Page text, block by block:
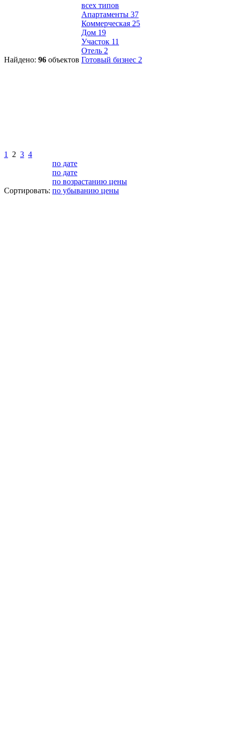
Найдено: 96 объектов
всех типов
Апартаменты 37
Коммерческая 25
Дом 19
Участок 11
Отель 2
Готовый бизнес 2
1 2 3 4
Сортировать:
по дате
по дате
по возрастанию цены
по убыванию цены